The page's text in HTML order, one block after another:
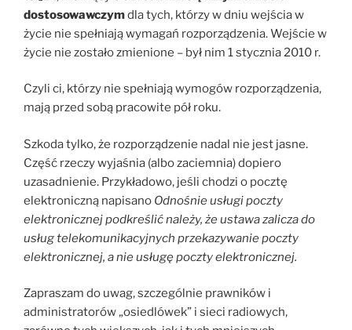
dostosowawczymdla tych, którzy w dniu wejścia w
życie nie spełniają wymagań rozporządzenia. Wejście w
życie nie zostało zmienione – był nim 1 stycznia 2010 r.
Czyli ci, którzy nie spełniają wymogów rozporządzenia,
mają przed sobą pracowite pół roku.
Szkoda tylko, że rozporządzenie nadal nie jest jasne.
Część rzeczy wyjaśnia (albo zaciemnia) dopiero
uzasadnienie. Przykładowo, jeśli chodzi o pocztę
elektroniczną napisano Odnośnie usługi poczty
elektronicznej podkreślić należy, że ustawa zalicza do
usług telekomunikacyjnych przekazywanie poczty
elektronicznej, a nie usługę poczty elektronicznej.
Zapraszam do uwag, szczególnie prawników i
administratorów „osiedlówek” i sieci radiowych,